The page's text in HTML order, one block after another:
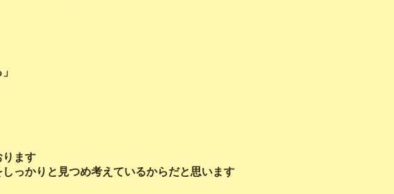
ります
っかりと見つめ考えているからだと思います